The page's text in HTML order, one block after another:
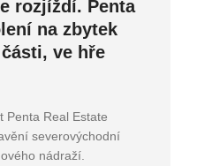
rozjíždí. Penta
na zbytek
ve hře
Penta Real Estate
severovýchodní
nádraží.